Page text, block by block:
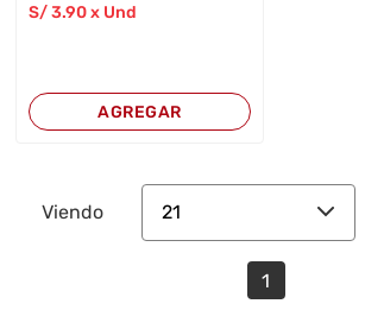
S/3.90 x Und
AGREGAR
Viendo 21
1